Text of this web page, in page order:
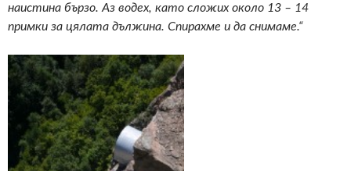
наистина бързо. Аз водех, като сложих около 13 – 14
примки за цялата дължина. Спирахме и да снимаме.“